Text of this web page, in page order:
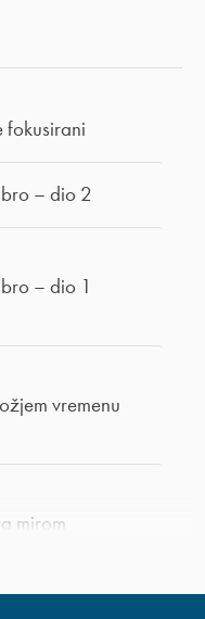
fokusirani
– dio 2
– dio 1
vremenu
mirom